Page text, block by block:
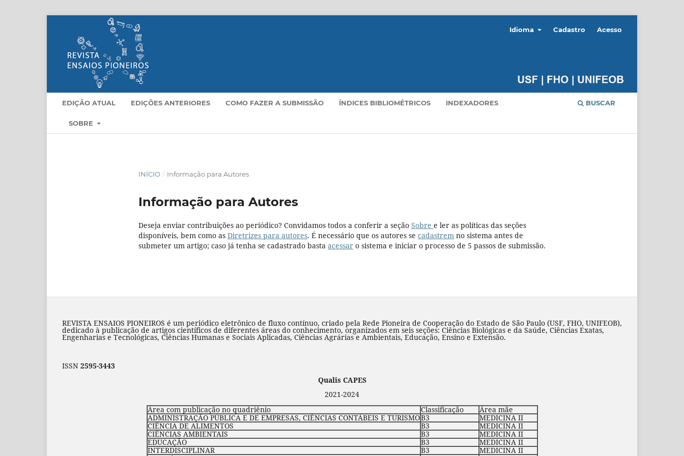
EDIÇÃO ATUAL EDIÇÕES ANTERIORES COMO FAZER A SUBMISSÃO ÍNDICES BIBLIOMÉTRICOS INDEXADORES
SOBRE
BUSCAR
Idioma Cadastro Acesso
INÍCIO / Informação para Autores
Informação para Autores
Deseja enviar contribuições ao periódico? Convidamos todos a conferir a seção Sobre e ler as políticas das seções
disponíveis, bem como as Diretrizes para autores. É necessário que os autores se cadastrem no sistema antes de
submeter um artigo; caso já tenha se cadastrado basta acessar o sistema e iniciar o processo de 5 passos de submissão.
REVISTA ENSAIOS PIONEIROS é um periódico eletrônico de fluxo contínuo, criado pela Rede Pioneira de Cooperação do Estado de São Paulo (USF, FHO, UNIFEOB),
dedicado à publicação de artigos científicos de diferentes áreas do conhecimento, organizados em seis seções: Ciências Biológicas e da Saúde, Ciências Exatas,
Engenharias e Tecnológicas, Ciências Humanas e Sociais Aplicadas, Ciências Agrárias e Ambientais, Educação, Ensino e Extensão.
ISSN 2595-3443
Qualis CAPES
2021-2024
Área com publicação no quadriênio
Classificação
Área mãe
ADMINISTRAÇÃO PÚBLICA E DE EMPRESAS, CIÊNCIAS CONTÁBEIS E TURISMOB3
MEDICINA II
CIÊNCIA DE ALIMENTOS
B3
MEDICINA II
CIÊNCIAS AMBIENTAIS
B3
MEDICINA II
EDUCAÇÃO
B3
MEDICINA II
INTERDISCIPLINAR
B3
MEDICINA II